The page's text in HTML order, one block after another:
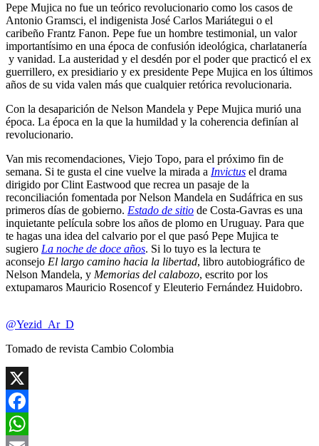
Pepe Mujica no fue un teórico revolucionario como los casos de
Antonio Gramsci, el indigenista José Carlos Mariátegui o el
caribeño Frantz Fanon. Pepe fue un hombre testimonial, un valor
importantísimo en una época de confusión ideológica, charlatanería
y vanidad. La austeridad y el desdén por el poder que practicó el ex
guerrillero, ex presidiario y ex presidente Pepe Mujica en los últimos
años de su vida valen más que cualquier retórica revolucionaria.
Con la desaparición de Nelson Mandela y Pepe Mujica murió una
época. La época en la que la humildad y la coherencia definían al
revolucionario.
Van mis recomendaciones, Viejo Topo, para el próximo fin de
semana. Si te gusta el cine vuelve la mirada a Invictus el drama
dirigido por Clint Eastwood que recrea un pasaje de la
reconciliación fomentada por Nelson Mandela en Sudáfrica en sus
primeros días de gobierno. Estado de sitio de Costa-Gavras es una
inquietante película sobre los años de plomo en Uruguay. Para que
te hagas una idea del calvario por el que pasó Pepe Mujica te
sugiero La noche de doce años. Si lo tuyo es la lectura te
aconsejo El largo camino hacia la libertad, libro autobiográfico de
Nelson Mandela, y Memorias del calabozo, escrito por los
extupamaros Mauricio Rosencof y Eleuterio Fernández Huidobro.
@Yezid_Ar_D
Tomado de revista Cambio Colombia
X
Facebook